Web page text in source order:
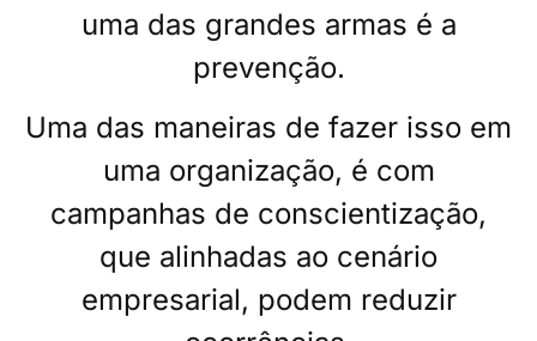
uma das grandes armas é a
prevenção.
Uma das maneiras de fazer isso em
uma organização, é com
campanhas de conscientização,
que alinhadas ao cenário
empresarial, podem reduzir